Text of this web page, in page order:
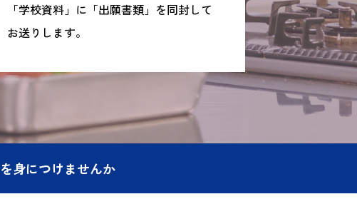
「学校資料」に「出願書類」を同封して
お送りします。
身につけませんか